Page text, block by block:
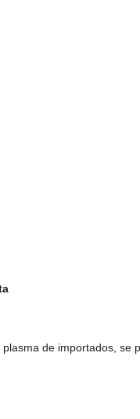
de importados, se